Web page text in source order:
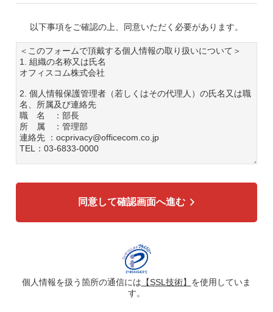
以下事項をご確認の上、同意いただく必要があります。
＜このフォームで頂戴する個人情報の取り扱いについて＞
1. 組織の名称又は氏名
オフィスコム株式会社
2. 個人情報保護管理者（若しくはその代理人）の氏名又は職
名、所属及び連絡先
職 名 ：部長
所 属 ：管理部
連絡先 ：ocprivacy@officecom.co.jp
TEL：03-6833-0000
広告配信の効率化、マーケティング活動などのために、氏
を、ハッシュ化などの適切なセキュリティ対策を施した上
で、広告配信サービス提供事業者に提供する場合がありま
す。提供した個人情報は、広告配信サービス提供事業者のプ
ライバシーポリシーに基づき取り扱われます。
5. 個人情報の取り扱い業務の委託
同意して確認画面へ進む
個人情報を扱う箇所の通信には 【SSL技術】 を使用していま
す。